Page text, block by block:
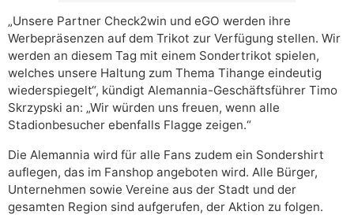
„Unsere Partner Check2win und eGO werden ihre
Werbepräsenzen auf dem Trikot zur Verfügung stellen. Wir
werden an diesem Tag mit einem Sondertrikot spielen,
welches unsere Haltung zum Thema Tihange eindeutig
wiederspiegelt“, kündigt Alemannia-Geschäftsführer Timo
Skrzypski an: „Wir würden uns freuen, wenn alle
Stadionbesucher ebenfalls Flagge zeigen.“
Die Alemannia wird für alle Fans zudem ein Sondershirt
auflegen, das im Fanshop angeboten wird. Alle Bürger,
Unternehmen sowie Vereine aus der Stadt und der
gesamten Region sind aufgerufen, der Aktion zu folgen.